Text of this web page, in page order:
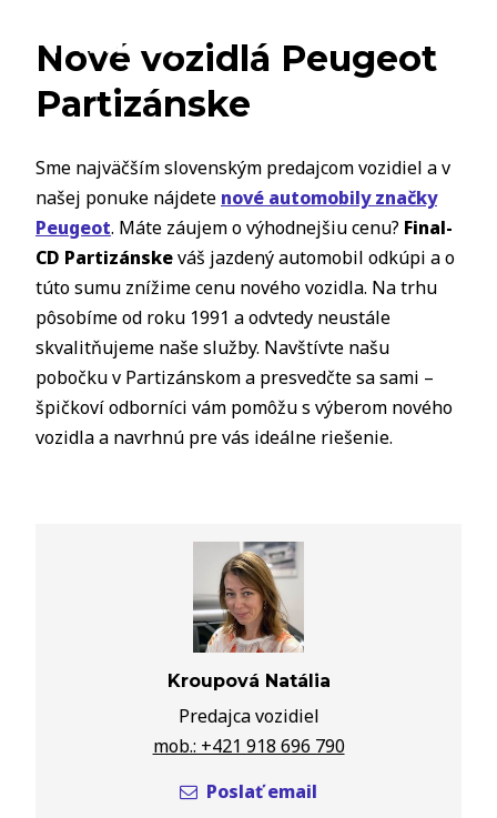
Nové vozidlá Peugeot
Partizánske
Sme najväčším slovenským predajcom vozidiel a v
našej ponuke nájdete nové automobily značky
Peugeot. Máte záujem o výhodnejšiu cenu? Final-
CD Partizánskeváš jazdený automobil odkúpi a o
túto sumu znížime cenu nového vozidla. Na trhu
pôsobíme od roku 1991 a odvtedy neustále
skvalitňujeme naše služby. Navštívte našu
pobočku v Partizánskom a presvedčte sa sami –
špičkoví odborníci vám pomôžu s výberom nového
vozidla a navrhnú pre vás ideálne riešenie.
Kroupová Natália
Predajca vozidiel
mob.: +421 918 696 790
Poslať email